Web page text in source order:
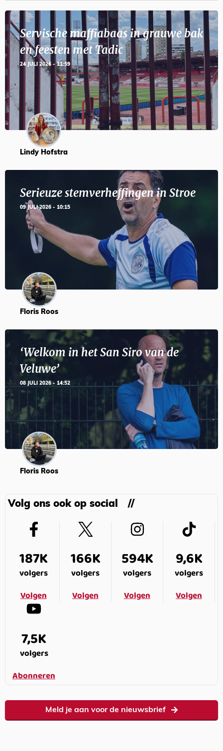
Servische maffiabaas in grauwe bak
en feesten met Tadic
24 JULI 2026 - 11:59
Lindy Hofstra
Serieuze stemverheffingen in Stroe
09 JULI 2026 - 10:15
Floris Roos
‘Welkom in het San Siro van de
Veluwe’
08 JULI 2026 - 14:52
Floris Roos
Volg ons ook op social
187K
volgers
Volgen
166K
volgers
Volgen
594K
volgers
Volgen
9,6K
volgers
Volgen
7,5K
volgers
Abonneren
Meld je aan voor de nieuwsbrief